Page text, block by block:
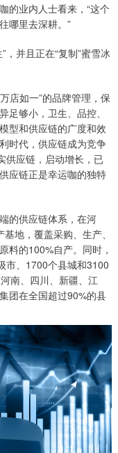
业内人士看来，“这个
哪里去深耕。”
并且正在“复制”蜜雪冰
店如一”的品牌管理，保
够小，卫生、品控、
型和供应链的广度和效
时代，供应链成为竞争
供应链，启动增长，已
应链正是幸运咖的独特
的供应链体系，在河
地，覆盖采购、生产、
料的100%自产。同时，
市、1700个县城和3100
南、四川、新疆、江
团在全国超过90%的县